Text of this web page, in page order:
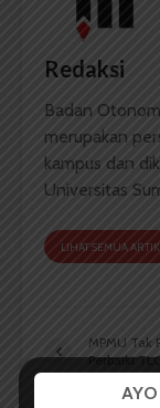
Redaksi
Badan
merupakan
kampus dan
Universitas
LIHAT SEMUA
MPMU Tak
Perbaiki